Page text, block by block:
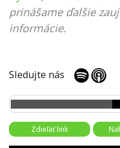
prinášame ďalšie
informácie.
Sledujte nás
Zdieľať link